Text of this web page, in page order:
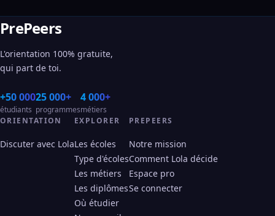
PrePeers
L'orientation 100% gratuite,
qui part de toi.
+50 000
étudiants
25 000+
programmes
4 000+
métiers
ORIENTATION
Discuter avec Lola
EXPLORER
Les écoles
Type d'écoles
Les métiers
Les diplômes
Où étudier
PREPEERS
Notre mission
Comment Lola décide
Espace pro
Se connecter